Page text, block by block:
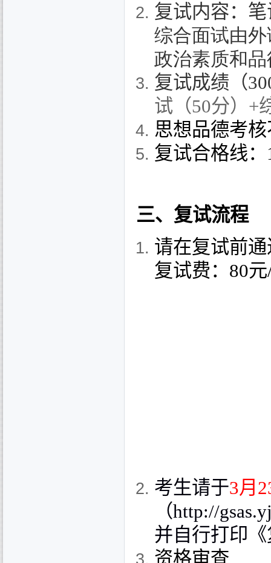
复试内容：
综合面试由
政治素质和
复试成绩（
试（50分） +
思想品德考
复试合格线：
三、复试流程
请在复试前
复试费： 80元
考生请于3月
（http://
并自行打印
资格审查